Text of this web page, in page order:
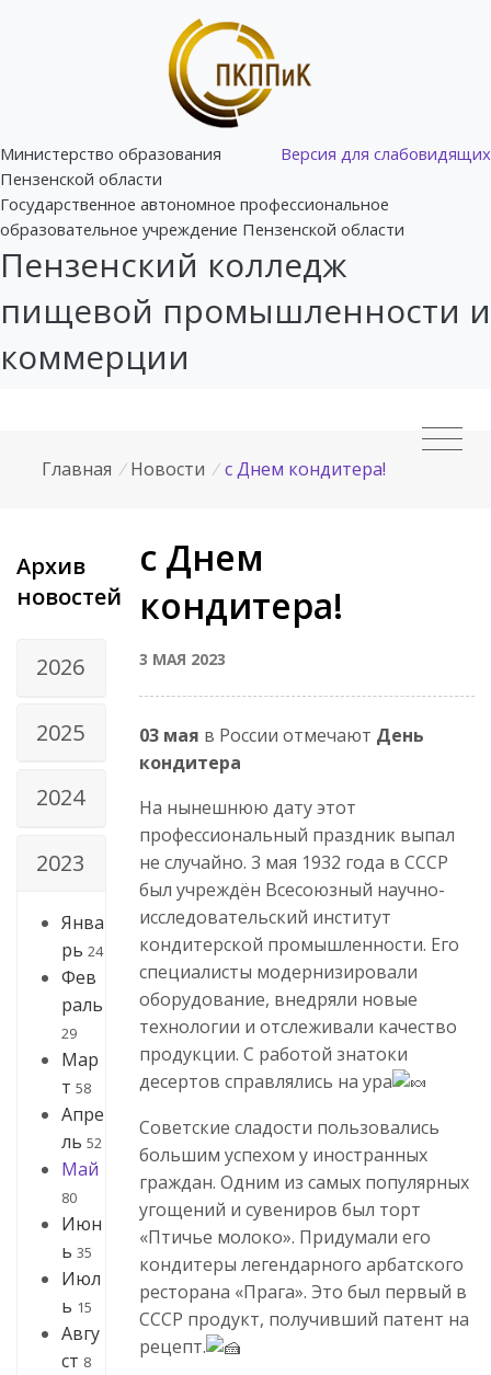
Версия для слабовидящих
Министерство образования
Пензенской области
Государственное автономное профессиональное
образовательное учреждение Пензенской области
Пензенский колледж
пищевой промышленности и
коммерции
Главная / Новости / с Днем кондитера!
Архив
новостей
2026
2025
2024
2023
Янва
рь 24
Фев
раль
29
Мар
т 58
Апре
ль 52
Май
80
Июн
ь 35
Июл
ь 15
Авгу
ст 8
с Днем
кондитера!
3 МАЯ 2023
03 мая в России отмечают День
кондитера
На нынешнюю дату этот
профессиональный праздник выпал
не случайно. 3 мая 1932 года в СССР
был учреждён Всесоюзный научно-
исследовательский институт
кондитерской промышленности. Его
специалисты модернизировали
оборудование, внедряли новые
технологии и отслеживали качество
продукции. С работой знатоки
десертов справлялись на ура
Советские сладости пользовались
большим успехом у иностранных
граждан. Одним из самых популярных
угощений и сувениров был торт
«Птичье молоко». Придумали его
кондитеры легендарного арбатского
ресторана «Прага». Это был первый в
СССР продукт, получивший патент на
рецепт.